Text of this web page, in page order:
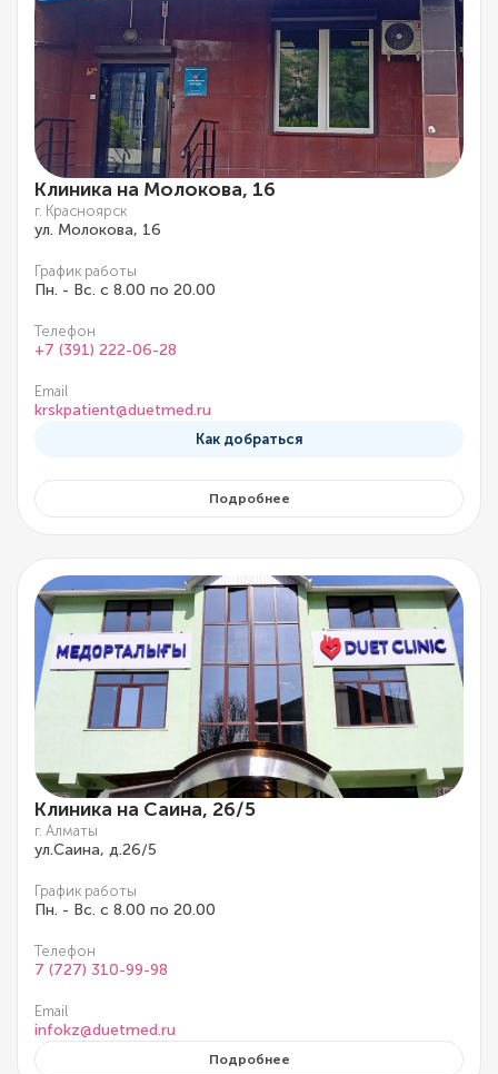
Клиника на Молокова, 16
г. Красноярск
ул. Молокова, 16
График работы
Пн. - Вс. с 8.00 по 20.00
Телефон
+7 (391) 222-06-28
Email
krskpatient@duetmed.ru
Как добраться
Подробнее
Клиника на Саина, 26/5
г. Алматы
ул.Саина, д.26/5
График работы
Пн. - Вс. с 8.00 по 20.00
Телефон
7 (727) 310-99-98
Email
infokz@duetmed.ru
Подробнее